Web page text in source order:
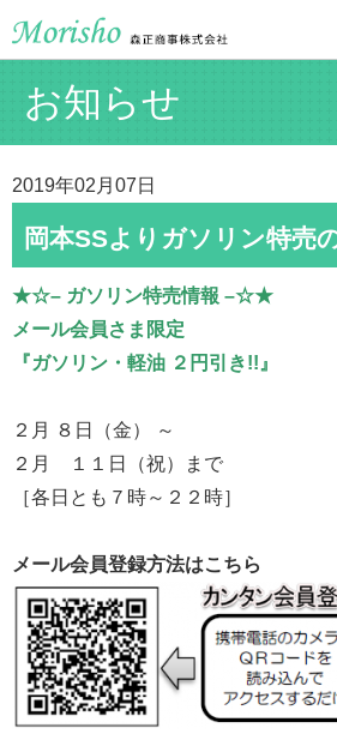
お知らせ
2019年02月07日
岡本SSよりガソリン特売
★☆– ガソリン特売情報 –☆★
メール会員さま限定
『ガソリン・軽油 ２円引き!!』
２月 ８日（金） ～
２月 １１日（祝）まで
［各日とも７時～２２時］
メール会員登録方法はこちら